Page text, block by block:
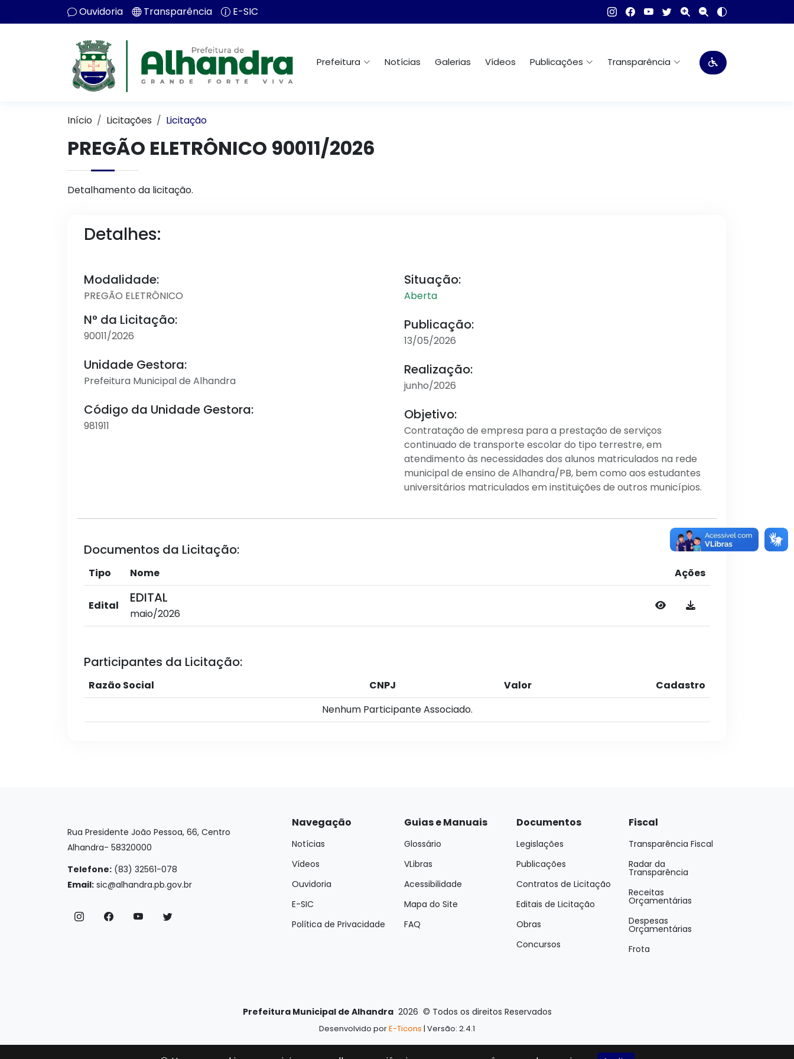
Ouvidoria Transparência E-SIC
Prefeitura Notícias Galerias Vídeos Publicações Transparência
Início Licitações Licitação
PREGÃO ELETRÔNICO 90011/2026
Detalhamento da licitação.
Detalhes:
Modalidade:
PREGÃO ELETRÔNICO
N° da Licitação:
90011/2026
Unidade Gestora:
Prefeitura Municipal de Alhandra
Código da Unidade Gestora:
981911
Situação:
Aberta
Publicação:
13/05/2026
Realização:
junho/2026
Objetivo:
Contratação de empresa para a prestação de serviços
continuado de transporte escolar do tipo terrestre, em
atendimento às necessidades dos alunos matriculados na rede
municipal de ensino de Alhandra/PB, bem como aos estudantes
universitários matriculados em instituições de outros municípios.
Documentos da Licitação:
Tipo Nome Ações
Edital EDITAL
maio/2026
Participantes da Licitação:
Razão Social CNPJ Valor
Cadastro
Nenhum Participante Associado.
Rua Presidente João Pessoa, 66, Centro
Alhandra- 58320000
Telefone: (83) 32561-078
Email: sic@alhandra.pb.gov.br
Navegação
Notícias
Vídeos
Ouvidoria
E-SIC
Política de Privacidade
Guias e Manuais
Glossário
VLibras
Acessibilidade
Mapa do Site
FAQ
Documentos
Legislações
Publicações
Contratos de Licitação
Editais de Licitação
Obras
Concursos
Fiscal
Transparência Fiscal
Radar da
Transparência
Receitas
Orçamentárias
Despesas
Orçamentárias
Frota
Prefeitura Municipal de Alhandra 2026 © Todos os direitos Reservados
Desenvolvido porE-Ticons | Versão: 2.4.1